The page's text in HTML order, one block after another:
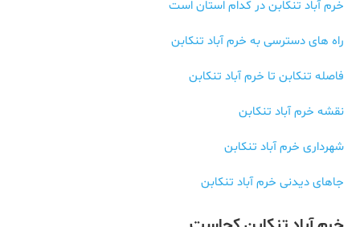
خرم‌ آباد تنکابن در کدام استان است
راه‌ های دسترسی به خرم‌ آباد تنکابن
فاصله تنکابن تا خرم‌ آباد تنکابن
نقشه خرم‌ آباد تنکابن
شهرداری خرم‌ آباد تنکابن
جاهای دیدنی خرم‌ آباد تنکابن